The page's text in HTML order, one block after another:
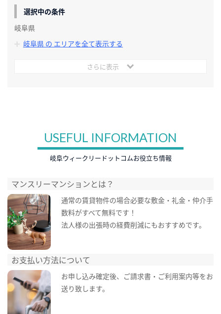
選択中の条件
岐阜県
岐阜県 の エリアを全て表示する
さらに表示
USEFUL INFORMATION
岐阜ウィークリードットコムお役立ち情報
マンスリーマンションとは？
通常の賃貸物件の場合必要な敷金・礼金・仲介手
数料がすべて無料です！
法人様の出張時の経費削減にもおすすめです。
お支払い方法について
お申し込み確定後、ご請求書・ご利用案内等をお
送り致します。